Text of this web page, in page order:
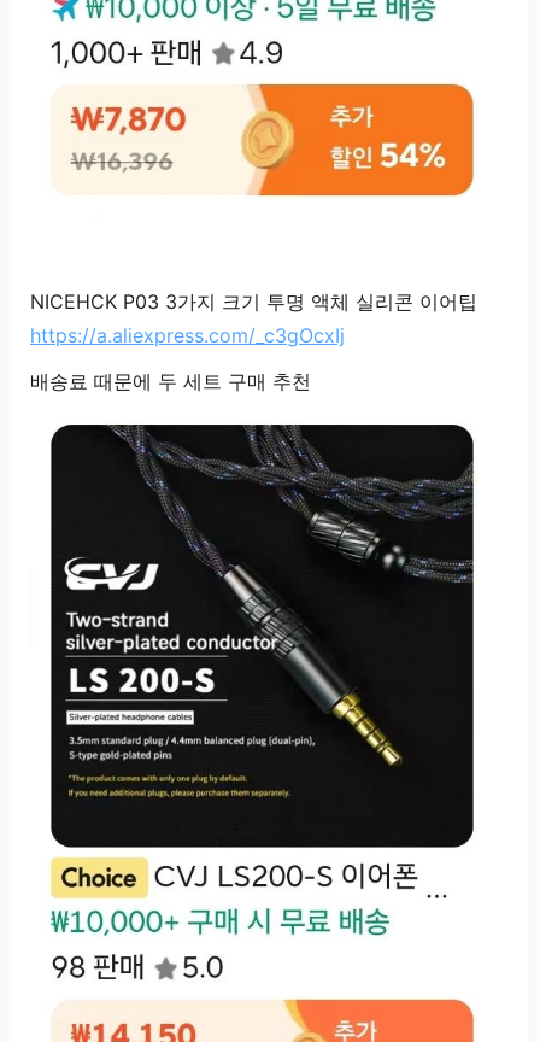
NICEHCK P03 3가지 크기 투명 액체 실리콘 이어팁
https://a.aliexpress.com/_c3gOcxIj
배송료 때문에 두 세트 구매 추천